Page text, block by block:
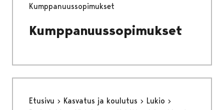
Kumppanuussopimukset
Kumppanuussopimukset
Etusivu Kasvatus ja koulutus
Lukio